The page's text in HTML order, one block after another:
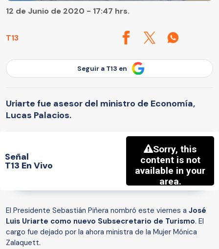
T13
12 de Junio de 2020 - 17:47 hrs.
Seguir a T13 en
Uriarte fue asesor del ministro de Economía,
Lucas Palacios.
Señal
T13 En Vivo
El Presidente Sebastián Piñera nombró este viernes a José
Luis Uriarte como nuevo Subsecretario de Turismo. El
cargo fue dejado por la ahora ministra de la Mujer Mónica
Zalaquett.